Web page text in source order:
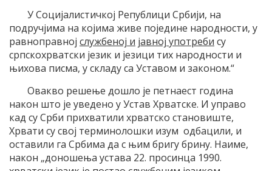
У Социјалистичкој Републици Србији, на
подручјима на којима живе поједине народности, у
равноправној службеној и јавној употреби су
српскохрватски језик и језици тих народности и
њихова писма, у складу са Уставом и законом.“
Овакво решење дошло је петнаест година
након што је уведено у Устав Хрватске. И управо
кад су Срби прихватили хрватско становиште,
Хрвати су свој терминолошки изум одбацили, и
оставили га Србима да с њим бригу брину. Наиме,
након „доношења устава 22. просинца 1990.